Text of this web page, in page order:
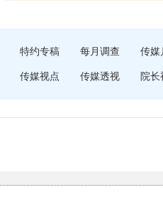
特约专稿 每月调查 传媒
传媒视点 传媒透视 院长